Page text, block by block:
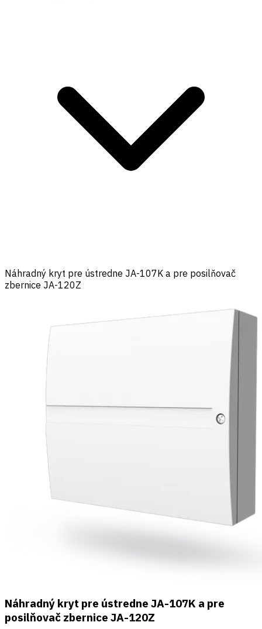
Náhradný kryt pre ústredne JA-107K a pre posilňovač
zbernice JA-120Z
Náhradný kryt pre ústredne JA-107K a pre
posilňovač zbernice JA-120Z